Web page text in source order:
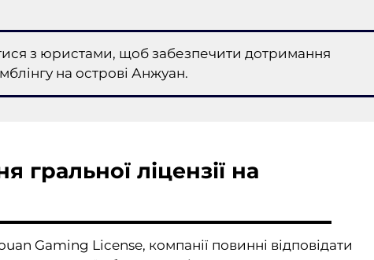
з юристами, щоб забезпечити дотримання
на острові Анжуан.
гральної ліцензії на
Gaming License, компанії повинні відповідати